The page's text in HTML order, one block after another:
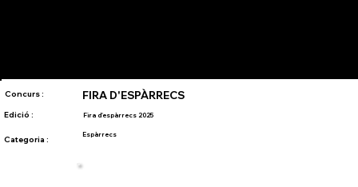
Concurs : FIRA D'ESPÀRRECS
Edició : Fira d'espàrrecs 2025
Categoria : Espàrrecs